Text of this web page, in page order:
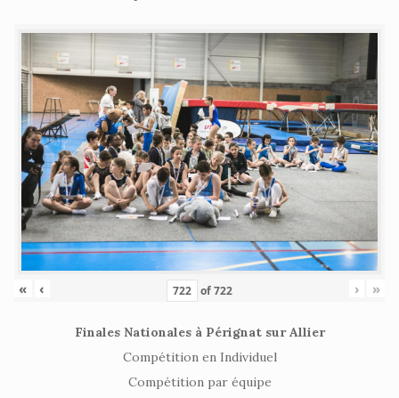
« ‹ of722 › »
Finales Nationales à Pérignat sur Allier
Compétition en Individuel
Compétition par équipe